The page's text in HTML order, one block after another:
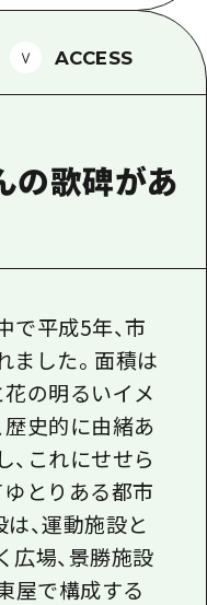
人旅行者向け情報一
ド
ド
ACCESS
の歌碑があ
で平成5年、市
ました。面積は
の明るいイメ
歴史的に由緒あ
これにせせら
とりある都市
、運動施設と
広場、景勝施設
屋で構成する